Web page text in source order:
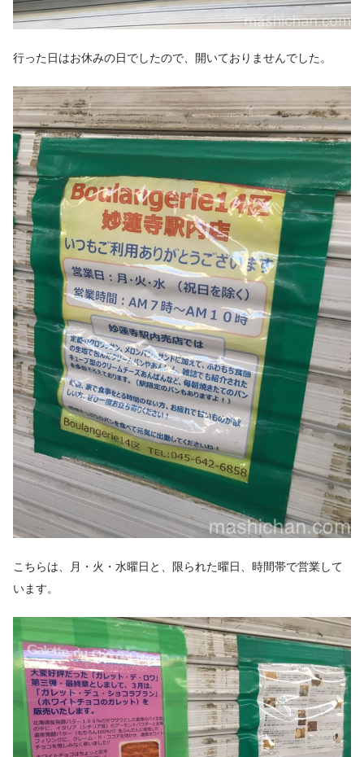
行った日はお休みの日でしたので、開いておりませんでした。
こちらは、月・火・水曜日と、限られた曜日、時間帯で営業して
います。